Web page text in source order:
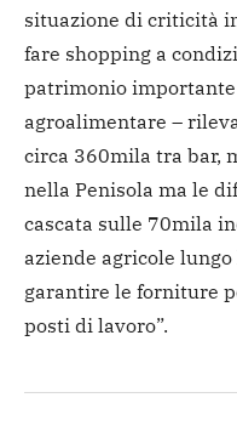
situazione di criticità
fare shopping a
patrimonio
agroalimentare –
circa 360mila tra bar,
nella Penisola ma le
cascata sulle 70mila
aziende agricole
garantire le forniture
posti di lavoro”.